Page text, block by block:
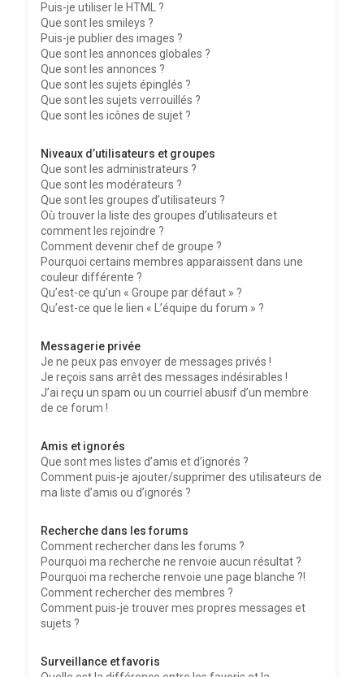
Puis-je utiliser le HTML ?
Que sont les smileys ?
Puis-je publier des images ?
Que sont les annonces globales ?
Que sont les annonces ?
Que sont les sujets épinglés ?
Que sont les sujets verrouillés ?
Que sont les icônes de sujet ?
Niveaux d’utilisateurs et groupes
Que sont les administrateurs ?
Que sont les modérateurs ?
Que sont les groupes d’utilisateurs ?
Où trouver la liste des groupes d’utilisateurs et
comment les rejoindre ?
Comment devenir chef de groupe ?
Pourquoi certains membres apparaissent dans une
couleur différente ?
Qu’est-ce qu’un « Groupe par défaut » ?
Qu’est-ce que le lien « L’équipe du forum » ?
Messagerie privée
Je ne peux pas envoyer de messages privés !
Je reçois sans arrêt des messages indésirables !
J’ai reçu un spam ou un courriel abusif d’un membre
de ce forum !
Amis et ignorés
Que sont mes listes d’amis et d’ignorés ?
Comment puis-je ajouter/supprimer des utilisateurs de
ma liste d’amis ou d’ignorés ?
Recherche dans les forums
Comment rechercher dans les forums ?
Pourquoi ma recherche ne renvoie aucun résultat ?
Pourquoi ma recherche renvoie une page blanche ?!
Comment rechercher des membres ?
Comment puis-je trouver mes propres messages et
sujets ?
Surveillance et favoris